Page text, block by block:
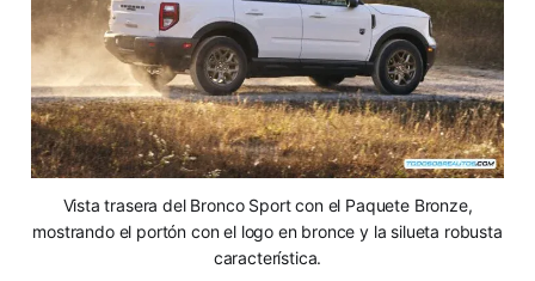
Vista trasera del Bronco Sport con el Paquete Bronze,
mostrando el portón con el logo en bronce y la silueta robusta
característica.